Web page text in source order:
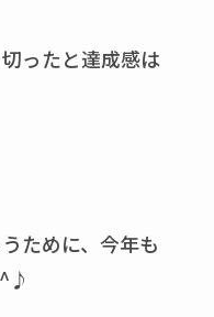
ったと達成感は
ために、今年も